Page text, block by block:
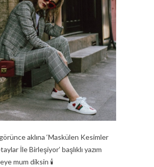
aklına ‘Maskülen Kesimler
İle Birleşiyor’ başlıklı yazım
mum diksin 🕯